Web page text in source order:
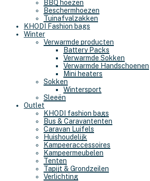
BBQ hoezen
Beschermhoezen
Tuinafvalzakken
KHODI Fashion bags
Winter
Verwarmde producten
Battery Packs
Verwarmde Sokken
Verwarmde Handschoenen
Mini heaters
Sokken
Wintersport
Sleeën
Outlet
KHODI fashion bags
Bus & Caravantenten
Caravan Luifels
Huishoudelijk
Kampeeraccessoires
Kampeermeubelen
Tenten
Tapijt & Grondzeilen
Verlichting